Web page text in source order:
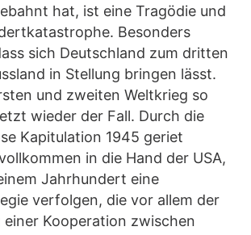
hat, ist eine Tragödie und
Besonders
sich Deutschland zum dritten
in Stellung bringen lässt.
und zweiten Weltkrieg so
wieder der Fall. Durch die
Kapitulation 1945 geriet
in die Hand der USA,
Jahrhundert eine
verfolgen, die vor allem der
einer Kooperation zwischen